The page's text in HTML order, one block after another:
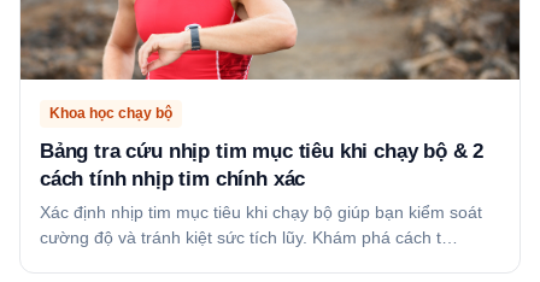
Khoa học chạy bộ
Bảng tra cứu nhịp tim mục tiêu khi chạy bộ & 2
cách tính nhịp tim chính xác
Xác định nhịp tim mục tiêu khi chạy bộ giúp bạn kiểm soát
cường độ và tránh kiệt sức tích lũy. Khám phá cách t…